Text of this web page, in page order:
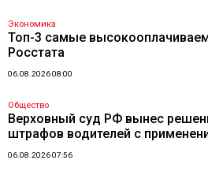
Экономика
Топ-3 самые
Росстата
06.08.2026 08:00
Общество
Верховный суд РФ вынес
штрафов водителей с
06.08.2026 07:56